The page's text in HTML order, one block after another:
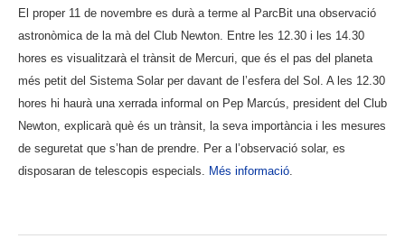
El proper 11 de novembre es durà a terme al ParcBit una observació
astronòmica de la mà del Club Newton. Entre les 12.30 i les 14.30
hores es visualitzarà el trànsit de Mercuri, que és el pas del planeta
més petit del Sistema Solar per davant de l’esfera del Sol. A les 12.30
hores hi haurà una xerrada informal on Pep Marcús, president del Club
Newton, explicarà què és un trànsit, la seva importància i les mesures
de seguretat que s’han de prendre. Per a l’observació solar, es
disposaran de telescopis especials. Més informació